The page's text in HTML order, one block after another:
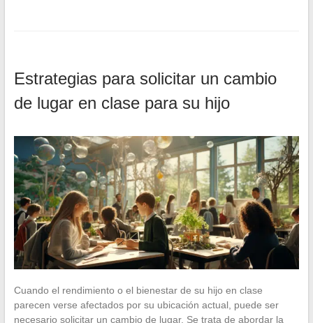
Estrategias para solicitar un cambio
de lugar en clase para su hijo
Cuando el rendimiento o el bienestar de su hijo en clase
parecen verse afectados por su ubicación actual, puede ser
necesario solicitar un cambio de lugar. Se trata de abordar la